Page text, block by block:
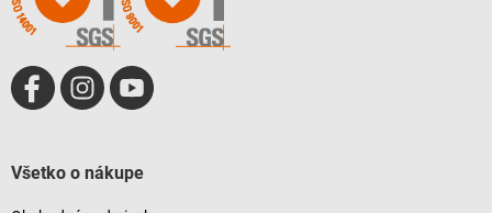
Všetko o nákupe